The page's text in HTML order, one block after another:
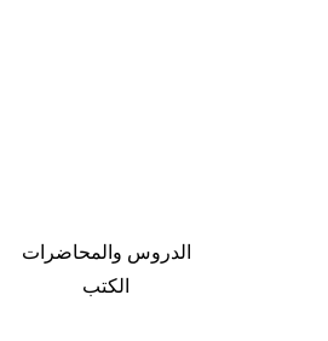
الدروس والمحاضرات
الكتب